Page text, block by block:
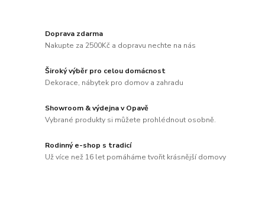
Doprava zdarma
Nakupte za 2500Kč a dopravu nechte na nás
Široký výběr pro celou domácnost
Dekorace, nábytek pro domov a zahradu
Showroom & výdejna v Opavě
Vybrané produkty si můžete prohlédnout osobně.
Rodinný e-shop s tradicí
Už více než 16 let pomáháme tvořit krásnější domovy